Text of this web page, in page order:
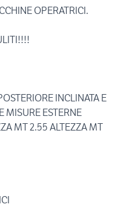
OPERATRICI.
INCLINATA E
MISURE ESTERNE
MT 2.55 ALTEZZA MT